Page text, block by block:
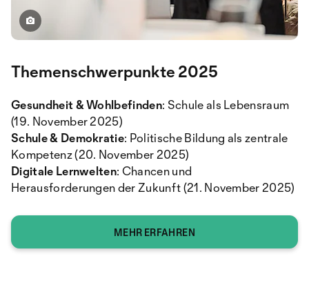
Themenschwerpunkte 2025
Gesundheit & Wohlbefinden: Schule als Lebensraum
(19. November 2025)
Schule & Demokratie: Politische Bildung als zentrale
Kompetenz (20. November 2025)
Digitale Lernwelten: Chancen und
Herausforderungen der Zukunft (21. November 2025)
MEHR ERFAHREN